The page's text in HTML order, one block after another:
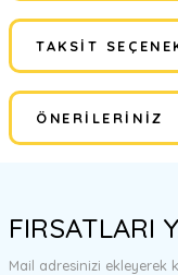
Bu
TAKSIT
ÖNERILERINIZ
tarafımıza iletebilirsiniz.
Görüş ve önerileriniz
FIRSATLARI
Mail adresinizi ekleyerek